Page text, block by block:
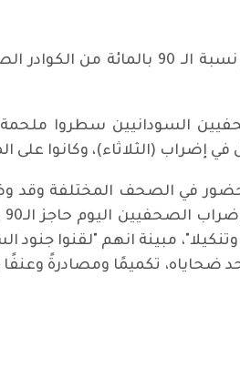
الى ذلك، اعلنت شبكة الصحفيين
السودانيين سطروا
(الثلاثاء)، وكانوا على
حضور في الصحف المختلفة وقد
مبينة انهم "لقنوا
ضحاياه، تكميمًا ومصادرةً وعنفًا